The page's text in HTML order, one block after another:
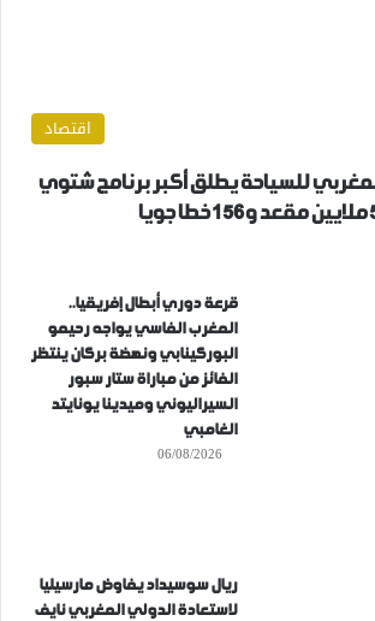
اقتصاد
للسياحة يطلق أكبر برنامج شتوي
قرعة دوري أبطال إفريقيا..
المغرب الفاسي يواجه رحيمو
البوركينابي ونهضة بركان ينتظر
الفائز من مباراة ستار سبور
السيراليوني وميدينا يونايتد
الغامبي
06/08/2026
ريال سوسيداد يفاوض مارسيليا
لاستعادة الدولي المغربي نايف